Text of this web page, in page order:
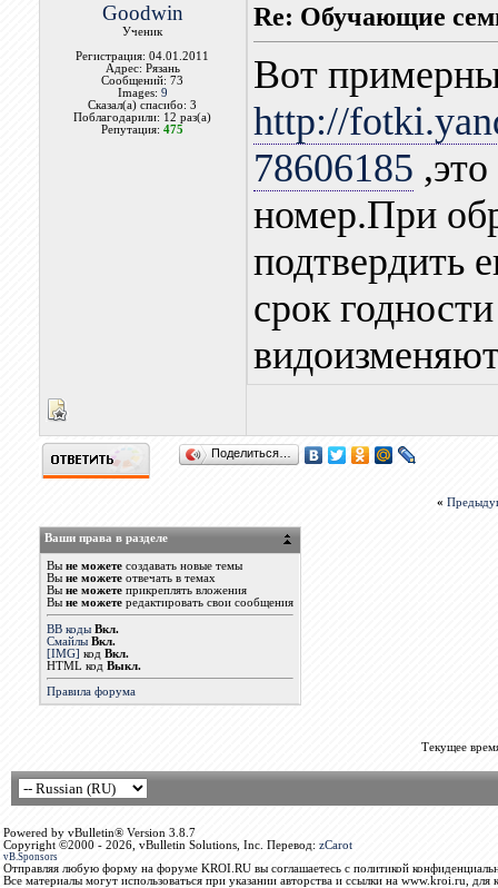
Goodwin
Ученик
Регистрация: 04.01.2011
Адрес: Рязань
Сообщений: 73
Images: 9
Сказал(а) спасибо: 3
Поблагодарили: 12 раз(а)
Репутация:475
Re: Обучающие
Вот
http://
78606185
номер.При
подтвердить
срок
Поделиться…
«
Ваши права в разделе
Вы не можетесоздавать новые темы
Вы не можетеотвечать в темах
Вы не можетеприкреплять вложения
Вы не можетередактировать свои сообщения
BB коды Вкл.
Смайлы Вкл.
[IMG] код Вкл.
HTML код Выкл.
Правила форума
Текущее
Powered by vBulletin® Version 3.8.7
Copyright ©2000 - 2026, vBulletin Solutions, Inc. Перевод: zCarot
vB.Sponsors
Отправляя любую форму на форуме KROI.RU вы соглашаетесь с политикой
Все материалы могут использоваться при указании авторства и ссылки на www.kroi.ru, для